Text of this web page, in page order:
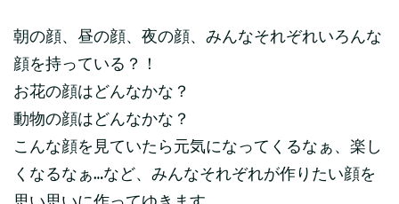
朝の顔、昼の顔、夜の顔、みんなそれぞれいろんな
顔を持っている？！
お花の顔はどんなかな？
動物の顔はどんなかな？
こんな顔を見ていたら元気になってくるなぁ、楽し
くなるなぁ…など、みんなそれぞれが作りたい顔を